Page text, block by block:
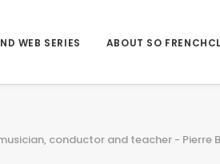
WEB SERIES ABOUT SO
conductor and teacher - Pierre